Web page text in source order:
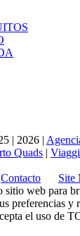
| 2026 |
Quads |
Contacto
Site
sitio web para
preferencias y
el uso de